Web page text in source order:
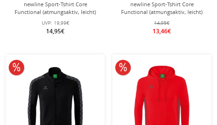
newline Sport-Tshirt Core
Functional (atmungsaktiv, leicht)
Kurzarm weiss Herren
UVP: 19,99€
14,95€
newline Sport-Tshirt Core
Functional (atmungsaktiv, leicht)
Kurzarm hellgrün Herren
14,95€
13,46€
10% reduziert 10% reduziert